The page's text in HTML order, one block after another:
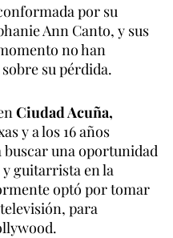
por su
Ann Canto, y sus
no han
su pérdida.
Ciudad Acuña,
y a los 16 años
una oportunidad
guitarrista en la
optó por tomar
para